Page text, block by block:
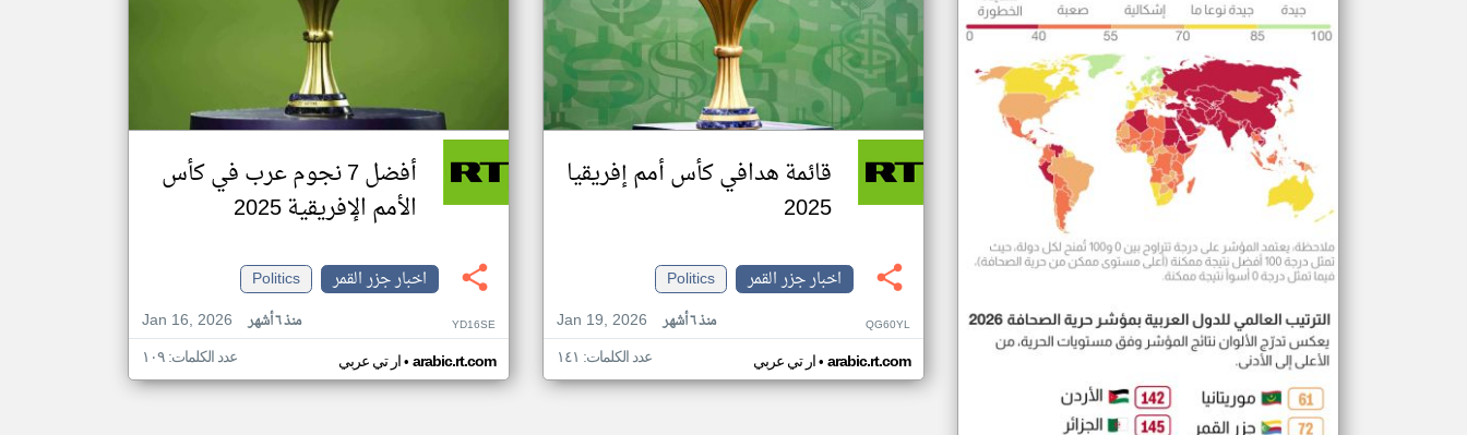
قائمة هدافي كأس أمم إفريقيا
2025
اخبار جزر القمر
Politics
Jan 19, 2026
منذ ٦ أشهر QG60YL
ار تي عربي• arabic.rt.com عدد الكلمات: ١٤١
أفضل 7 نجوم عرب في كأس
الأمم الإفريقية 2025
اخبار جزر القمر
Politics
Jan 16, 2026
منذ ٦ أشهر YD16SE
ار تي عربي• arabic.rt.com عدد الكلمات: ١٠٩